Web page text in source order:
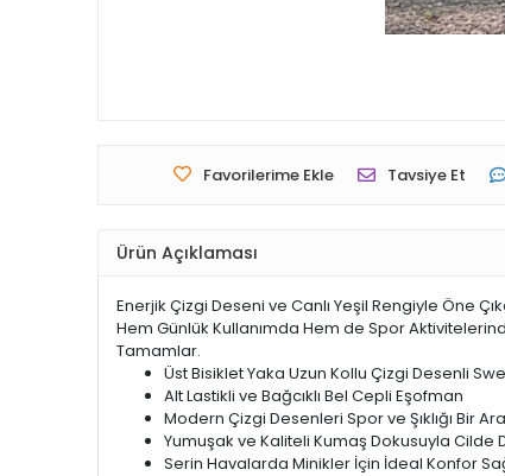
Favorilerime Ekle Tavsiye Et
Ürün Açıklaması
Enerjik Çizgi Deseni ve Canlı Yeşil Rengiyle Öne
Hem Günlük Kullanımda Hem de Spor
Tamamlar.
Üst Bisiklet Yaka Uzun Kollu Çizgi Desenli
Alt Lastikli ve Bağcıklı Bel Cepli Eşofman
Modern Çizgi Desenleri Spor ve Şıklığı Bir
Yumuşak ve Kaliteli Kumaş Dokusuyla Cilde
Serin Havalarda Minikler İçin İdeal Konfor